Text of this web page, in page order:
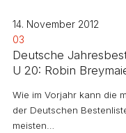
14. November 2012
03
Deutsche
U 20: Robin
Wie im Vorjahr kann die
der Deutschen
meisten…